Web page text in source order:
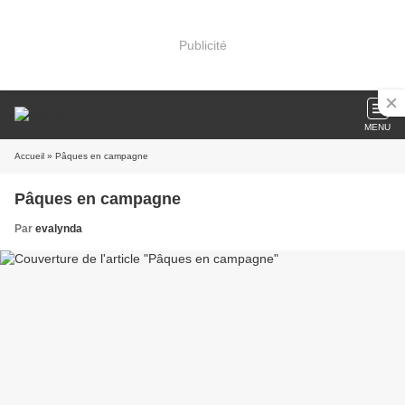
Publicité
MENU
Accueil » Pâques en campagne
Pâques en campagne
Par evalynda